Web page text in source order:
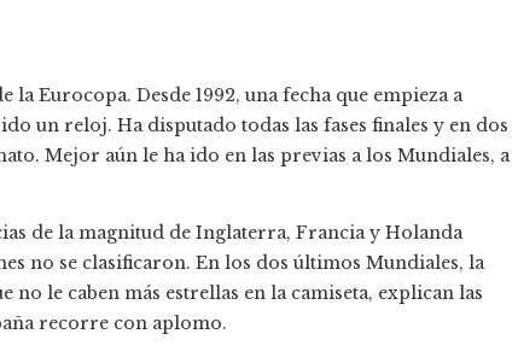
Eurocopa. Desde 1992, una fecha que empieza a
un reloj. Ha disputado todas las fases finales y en dos
Mejor aún le ha ido en las previas a los Mundiales, a
de la magnitud de Inglaterra, Francia y Holanda
no se clasificaron. En los dos últimos Mundiales, la
no le caben más estrellas en la camiseta, explican las
recorre con aplomo.